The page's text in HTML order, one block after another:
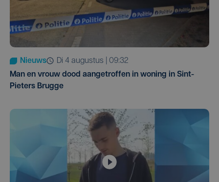
Nieuws
di 4 augustus | 09:32
Man en vrouw dood aangetroffen in woning in Sint-
Pieters Brugge